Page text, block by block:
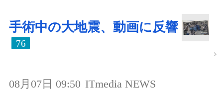
手術中の大地震、動画に反響
76
08月07日 09:50 ITmedia NEWS